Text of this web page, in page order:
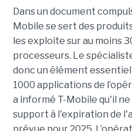
Dans un document
Mobile se sert des
les exploite sur au moins
processeurs. Le
donc un élément
1000 applications de
a informé T-Mobile qu'il
support à l'expiration de